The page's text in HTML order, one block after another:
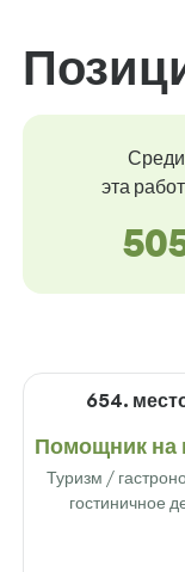
Среди
эта
654.
Помощник на
Туризм /
гостиничное